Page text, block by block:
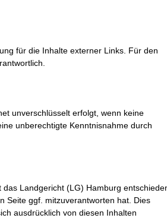
für die Inhalte externer Links. Für den
unverschlüsselt erfolgt, wenn keine
unberechtigte Kenntnisnahme durch
Landgericht (LG) Hamburg
Seite ggf. mitzuverantworten hat. Dies
ausdrücklich von diesen Inhalten